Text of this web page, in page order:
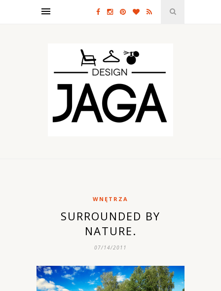
WNĘTRZA
SURROUNDED BY
NATURE.
07/14/2011